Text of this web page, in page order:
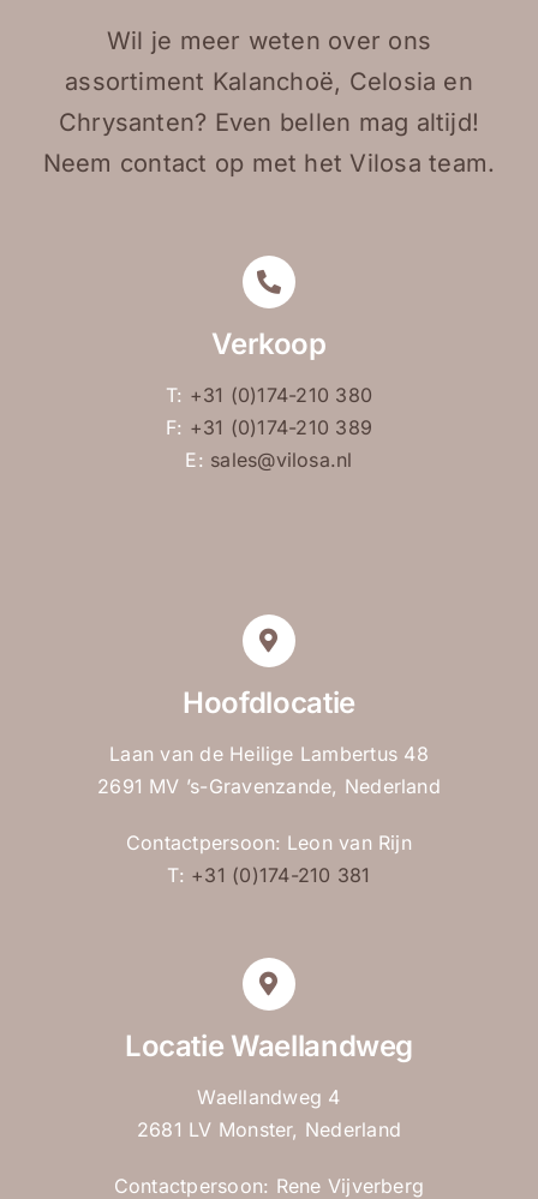
Wil je meer weten over ons
assortiment Kalanchoë, Celosia en
Chrysanten? Even bellen mag altijd!
Neem contact op met het Vilosa team.
Verkoop
T: +31 (0)174-210 380
F: +31 (0)174-210 389
E: sales@vilosa.nl
Hoofdlocatie
Laan van de Heilige Lambertus 48
2691 MV ’s-Gravenzande, Nederland
Contactpersoon: Leon van Rijn
T: +31 (0)174-210 381
Locatie Waellandweg
Waellandweg 4
2681 LV Monster, Nederland
Contactpersoon: Rene Vijverberg